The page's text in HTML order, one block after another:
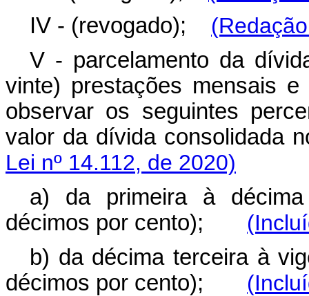
IV - (revogado);
V - parcelamento da
vinte) prestações mensais
observar os seguintes
valor da dívida
Lei nº 14.112, de 2020)
a) da primeira à
décimos por cento);
b) da décima terceira à
décimos por cento);